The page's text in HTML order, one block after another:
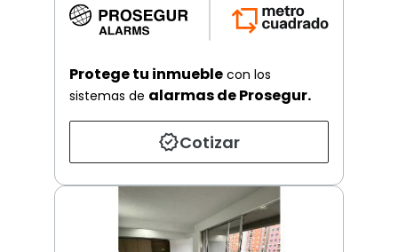
Protege tu inmueble con los
sistemas de alarmas de Prosegur.
Cotizar